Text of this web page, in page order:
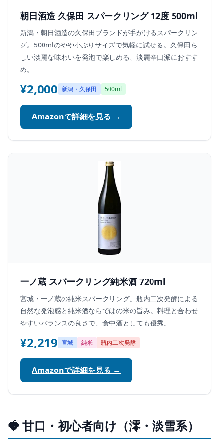
朝日酒造 久保田 スパークリング 12度 500ml
新潟・朝日酒造の久保田ブランドが手がけるスパークリン
グ。500mlのやや小ぶりサイズで気軽に試せる。久保田ら
しい淡麗な味わいを発泡で楽しめる、淡麗辛口派におすす
め。
¥2,000 新潟・久保田 500ml
Amazonで詳細を見る →
一ノ蔵 スパークリング純米酒 720ml
宮城・一ノ蔵の純米スパークリング。瓶内二次発酵による
自然な発泡感と純米酒ならではの米の旨み。料理と合わせ
やすいバランスの良さで、食中酒としても優秀。
¥2,219 宮城 純米 瓶内二次発酵
Amazonで詳細を見る →
🍓 甘口・初心者向け（澪・淡雪系）